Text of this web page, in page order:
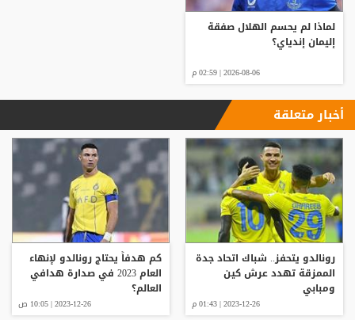
لماذا لم يحسم الهلال صفقة
إليمان إندياي؟
2026-08-06 | 02:59 م
أخبار متعلقة
رونالدو يتحفز.. شباك اتحاد جدة
الممزقة تهدد عرش كين
ومبابي
2023-12-26 | 01:43 م
كم هدفاً يحتاج رونالدو لإنهاء
العام 2023 في صدارة هدافي
العالم؟
2023-12-26 | 10:05 ص